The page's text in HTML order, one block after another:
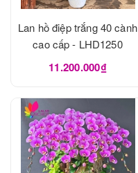
Lan hồ điệp trắng 40 cành
cao cấp - LHD1250
11.200.000₫